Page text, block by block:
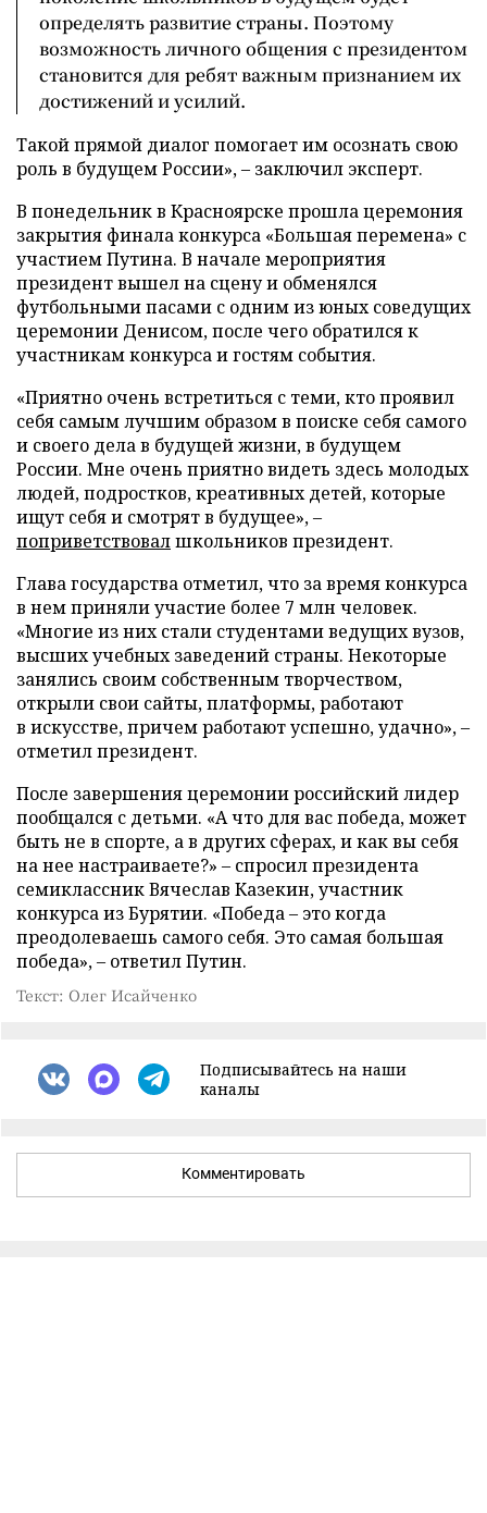
определять развитие страны. Поэтому
возможность личного общения с президентом
становится для ребят важным признанием их
достижений и усилий.
Такой прямой диалог помогает им осознать свою
роль в будущем России», – заключил эксперт.
В понедельник в Красноярске прошла церемония
закрытия финала конкурса «Большая перемена» с
участием Путина. В начале мероприятия
президент вышел на сцену и обменялся
футбольными пасами с одним из юных соведущих
церемонии Денисом, после чего обратился к
участникам конкурса и гостям события.
«Приятно очень встретиться с теми, кто проявил
себя самым лучшим образом в поиске себя самого
и своего дела в будущей жизни, в будущем
России. Мне очень приятно видеть здесь молодых
людей, подростков, креативных детей, которые
ищут себя и смотрят в будущее», –
поприветствовалшкольников президент.
Глава государства отметил, что за время конкурса
в нем приняли участие более 7 млн человек.
«Многие из них стали студентами ведущих вузов,
высших учебных заведений страны. Некоторые
занялись своим собственным творчеством,
открыли свои сайты, платформы, работают
в искусстве, причем работают успешно, удачно», –
отметил президент.
После завершения церемонии российский лидер
пообщался с детьми. «А что для вас победа, может
быть не в спорте, а в других сферах, и как вы себя
на нее настраиваете?» – спросил президента
семиклассник Вячеслав Казекин, участник
конкурса из Бурятии. «Победа – это когда
преодолеваешь самого себя. Это самая большая
победа», – ответил Путин.
Текст: Олег Исайченко
Подписывайтесь на наши
каналы
Комментировать